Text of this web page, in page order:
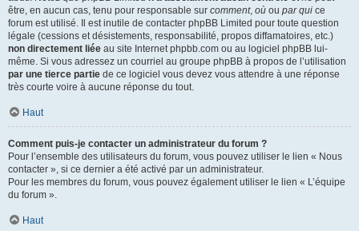
être, en aucun cas, tenu pour responsable sur comment, où ou par qui ce
forum est utilisé. Il est inutile de contacter phpBB Limited pour toute question
légale (cessions et désistements, responsabilité, propos diffamatoires, etc.)
non directement liée au site Internet phpbb.com ou au logiciel phpBB lui-
même. Si vous adressez un courriel au groupe phpBB à propos de l’utilisation
par une tierce partie de ce logiciel vous devez vous attendre à une réponse
très courte voire à aucune réponse du tout.
Haut
Comment puis-je contacter un administrateur du forum ?
Pour l’ensemble des utilisateurs du forum, vous pouvez utiliser le lien « Nous
contacter », si ce dernier a été activé par un administrateur.
Pour les membres du forum, vous pouvez également utiliser le lien « L’équipe
du forum ».
Haut